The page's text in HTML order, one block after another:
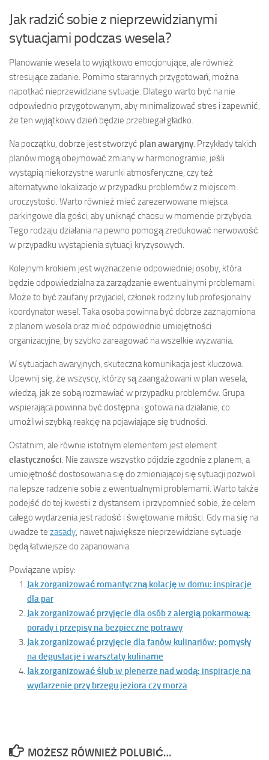
Jak radzić sobie z nieprzewidzianymi
sytuacjami podczas wesela?
Planowanie wesela to wyjątkowo emocjonujące, ale również
stresujące zadanie. Pomimo starannych przygotowań, można
napotkać nieprzewidziane sytuacje. Dlatego warto być na nie
odpowiednio przygotowanym, aby minimalizować stres i zapewnić,
że ten wyjątkowy dzień będzie przebiegał gładko.
Na początku, dobrze jest stworzyć plan awaryjny. Przykłady takich
planów mogą obejmować zmiany w harmonogramie, jeśli
wystąpią niekorzystne warunki atmosferyczne, czy też
alternatywne lokalizacje w przypadku problemów z miejscem
uroczystości. Warto również mieć zarezerwowane miejsca
parkingowe dla gości, aby uniknąć chaosu w momencie przybycia.
Tego rodzaju działania na pewno pomogą zredukować nerwowość
w przypadku wystąpienia sytuacji kryzysowych.
Kolejnym krokiem jest wyznaczenie odpowiedniej osoby, która
będzie odpowiedzialna za zarządzanie ewentualnymi problemami.
Może to być zaufany przyjaciel, członek rodziny lub profesjonalny
koordynator wesel. Taka osoba powinna być dobrze zaznajomiona
z planem wesela oraz mieć odpowiednie umiejętności
organizacyjne, by szybko zareagować na wszelkie wyzwania.
W sytuacjach awaryjnych, skuteczna komunikacja jest kluczowa.
Upewnij się, że wszyscy, którzy są zaangażowani w plan wesela,
wiedzą, jak ze sobą rozmawiać w przypadku problemów. Grupa
wspierająca powinna być dostępna i gotowa na działanie, co
umożliwi szybką reakcję na pojawiające się trudności.
Ostatnim, ale równie istotnym elementem jest element
elastyczności. Nie zawsze wszystko pójdzie zgodnie z planem, a
umiejętność dostosowania się do zmieniającej się sytuacji pozwoli
na lepsze radzenie sobie z ewentualnymi problemami. Warto także
podejść do tej kwestii z dystansem i przypomnieć sobie, że celem
całego wydarzenia jest radość i świętowanie miłości. Gdy ma się na
uwadze te zasady, nawet największe nieprzewidziane sytuacje
będą łatwiejsze do zapanowania.
Powiązane wpisy:
Jak zorganizować romantyczną kolację w domu: inspiracje
dla par
Jak zorganizować przyjęcie dla osób z alergią pokarmową:
porady i przepisy na bezpieczne potrawy
Jak zorganizować przyjęcie dla fanów kulinariów: pomysły
na degustacje i warsztaty kulinarne
Jak zorganizować ślub w plenerze nad wodą: inspiracje na
wydarzenie przy brzegu jeziora czy morza
MOŻESZ RÓWNIEŻ POLUBIĆ…